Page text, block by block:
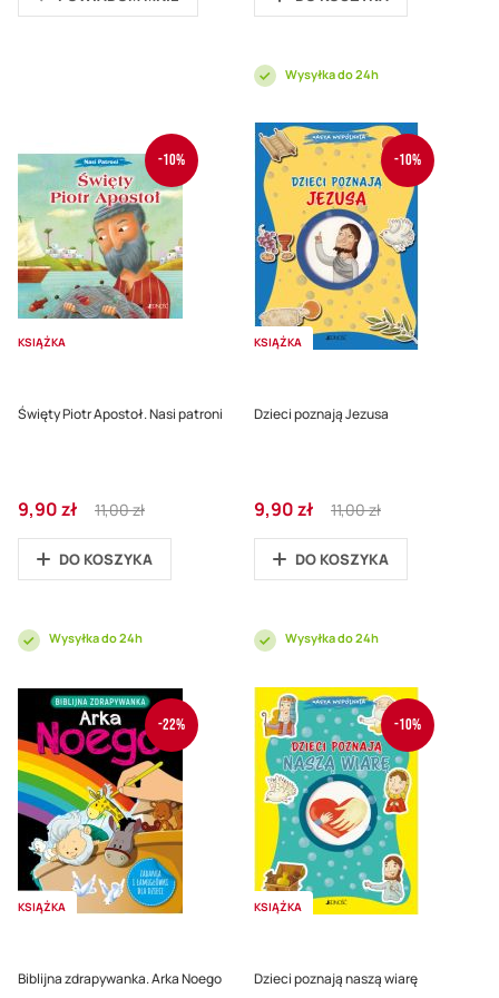
Wysyłka do 24h
-10%
KSIĄŻKA
Święty Piotr Apostoł. Nasi patroni
Cena
promocyjna
9,90 zł
Regular
Price
11,00 zł
DO KOSZYKA
Wysyłka do 24h
-10%
KSIĄŻKA
Dzieci poznają Jezusa
Cena
promocyjna
9,90 zł
Regular
Price
11,00 zł
DO KOSZYKA
Wysyłka do 24h
-22%
KSIĄŻKA
Biblijna zdrapywanka. Arka Noego
-10%
KSIĄŻKA
Dzieci poznają naszą wiarę